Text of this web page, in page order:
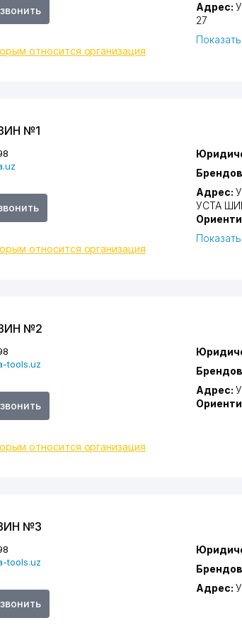
относится организация
Адрес:
27
№1
относится организация
Адрес:
УСТА
№2
tools.uz
относится организация
Адрес:
№3
tools.uz
Адрес: